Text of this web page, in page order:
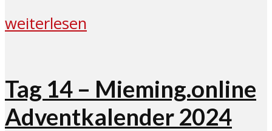
weiterlesen
Tag 14 – Mieming.online
Adventkalender 2024